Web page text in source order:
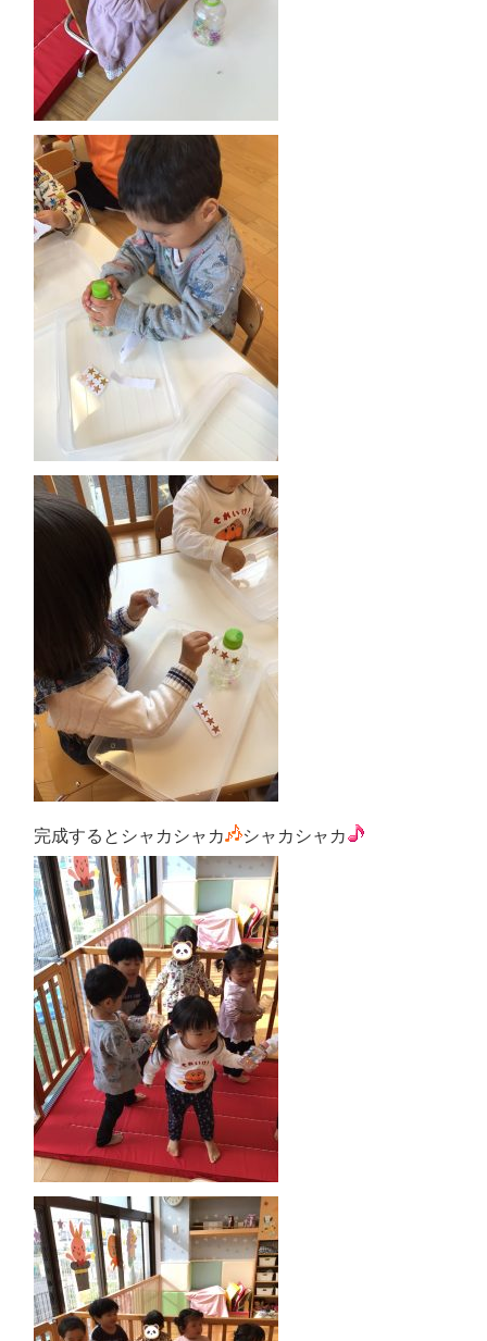
完成するとシャカシャカ シャカシャカ